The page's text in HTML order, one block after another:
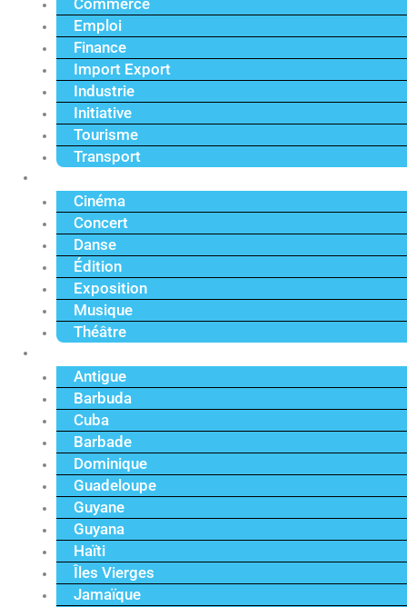
Commerce
Emploi
Finance
Import Export
Industrie
Initiative
Tourisme
Transport
Cinéma
Concert
Danse
Édition
Exposition
Musique
Théâtre
Antigue
Barbuda
Cuba
Barbade
Dominique
Guadeloupe
Guyane
Guyana
Haïti
Îles Vierges
Jamaïque